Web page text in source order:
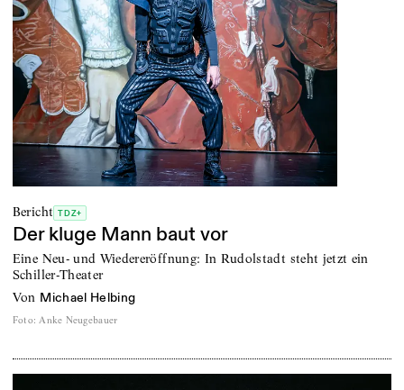
Bericht TDZ+
Der kluge Mann baut vor
Eine Neu- und Wiedereröffnung: In Rudolstadt steht jetzt ein
Schiller-Theater
von Michael Helbing
Foto: Anke Neugebauer